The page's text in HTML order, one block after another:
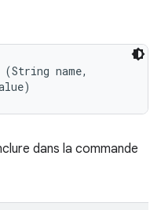
(String name,
dans la commande